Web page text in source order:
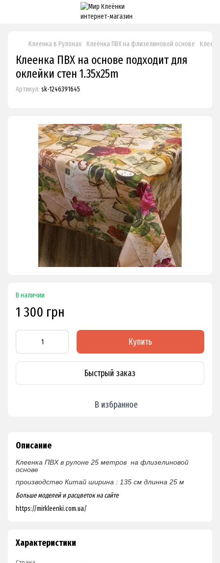
Клеенка в Рулонах Клеёнка ПВХ на флизелиновой основе
Клеенка ПВХ на основе подходит для
оклейки стен 1.35x25m
Артикул: sk-1246391645
В наличии
1 300 грн
Купить
Быстрый заказ
В избранное
Описание
Клеенка ПВХ в рулоне 25 метров на флизелиновой
основе
производство Китай ширина : 135 см длинна 25 м
Больше моделей и расцветок на сайте
https://mirkleenki.com.ua/
Характеристики